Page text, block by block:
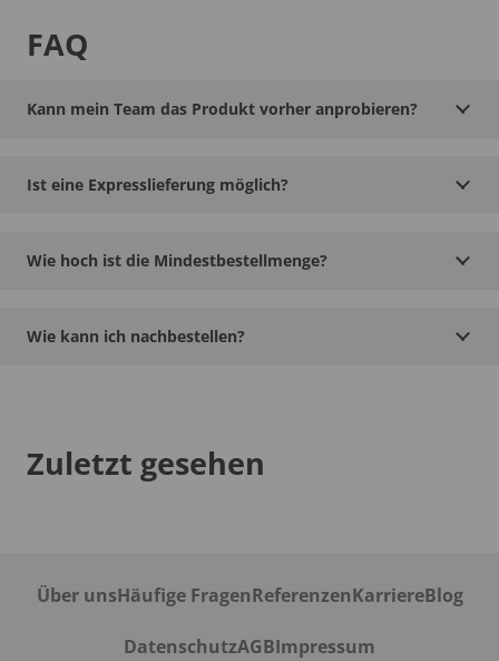
FAQ
Kann mein Team das Produkt vorher anprobieren?
Ist eine Expresslieferung möglich?
Wie hoch ist die Mindestbestellmenge?
Wie kann ich nachbestellen?
Zuletzt gesehen
Über unsHäufige FragenReferenzenKarriereBlog
DatenschutzAGBImpressum